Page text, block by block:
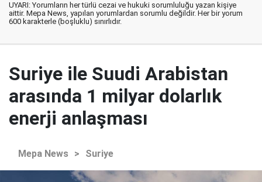
UYARI: Yorumların her türlü cezai ve hukuki sorumluluğu yazan kişiye
aittir. Mepa News, yapılan yorumlardan sorumlu değildir. Her bir yorum
600 karakterle (boşluklu) sınırlıdır.
Suriye ile Suudi Arabistan
arasında 1 milyar dolarlık
enerji anlaşması
Mepa News > Suriye